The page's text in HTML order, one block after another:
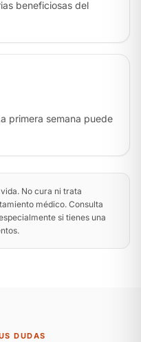
beneficiosas del
primera semana puede
No cura ni trata
médico. Consulta
si tienes una
DUDAS